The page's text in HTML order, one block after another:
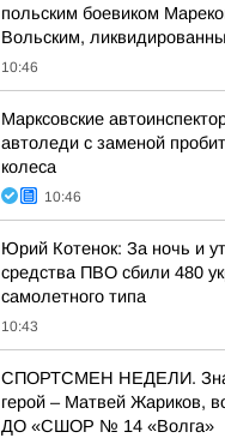
польским боевиком
Вольским,
10:46
Марксовские
автоледи с заменой
колеса
10:46
Юрий Котенок: За ночь и
средства ПВО сбили 480
самолетного типа
10:43
СПОРТСМЕН НЕДЕЛИ.
герой – Матвей Жариков,
ДО «СШОР № 14 «Волга»